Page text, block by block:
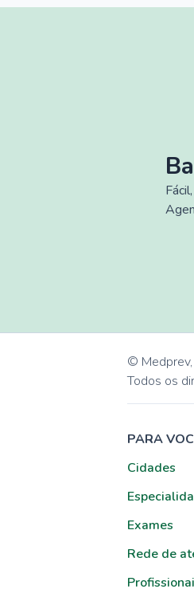
© Medprev,
Todos os
PARA
Cidades
Exames
Rede de